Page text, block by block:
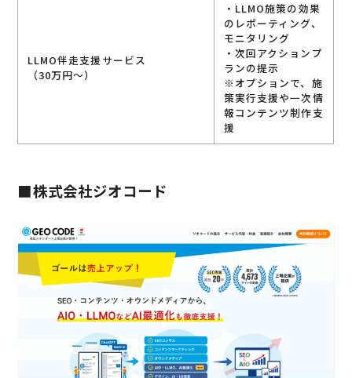
LLMO伴走支援サービス
（30万円～）
・LLMO施策の効果
のレポーティング、
モニタリング
・次回アクションプ
ランの提示
※オプションで、施
策実行支援や一次情
報コンテンツ制作支
援
■株式会社ジオコード